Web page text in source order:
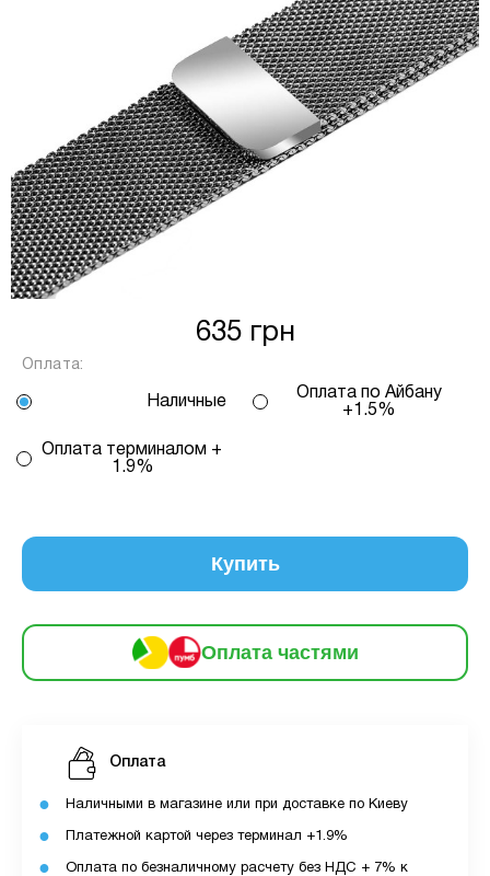
635 грн
Оплата:
Наличные
Оплата по Айбану
+1.5%
Оплата терминалом +
1.9%
Купить
Оплата частями
від кількості обраних вами платежів, від 2
до 25, та вираховується за допомогою
калькулятору або за консультацією нашого
менеджеру.
Для оформлення розстрочки, в застосунку
ПРИВАТБАНК у вас має бути відкритий ліміт на
МИТТЄВА РОЗСТРОЧКА чи ОПЛАТА
ЧАСТИНАМИ.
Якщо сума доступного ліміту в застосунку менша
за вартість обраного вами товару, ви маєте
можливість доплатити різницю безпосередньо в
ПУМБ
Оплата
За допомогою ПУМБ ви маєте можливість
придбати товар в розстрочку.
Максимальна сума розстрочки дорівнює
вашому доступному ліміту в додатку.
З боку ПУМБ немає жодних прихованих комісій
чи прихованих платежів.
Оплата
Наличными в магазине или при доставке по Киеву
Платежной картой через терминал +1.9%
Оплата по безналичному расчету без НДС + 7% к